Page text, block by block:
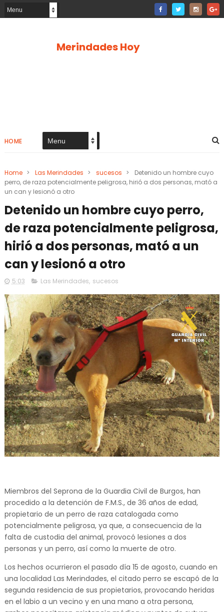
Merindades Hoy
HOME
Home > Las Merindades > sucesos >
Detenido un hombre cuyo
perro, de raza potencialmente peligrosa, hirió a dos personas, mató a
un can y lesionó a otro
Detenido un hombre cuyo perro,
de raza potencialmente peligrosa,
hirió a dos personas, mató a un
can y lesionó a otro
5:03 Las Merindades, sucesos
Miembros del Seprona de la Guardia Civil de Burgos, han
procedido a la detención de F.M.S., de 36 años de edad,
propietario de un perro de raza catalogada como
potencialmente peligrosa, ya que, a consecuencia de la
falta de custodia del animal, provocó lesiones a dos
personas y un perro, así como la muerte de otro.
Los hechos ocurrieron el pasado día 15 de agosto, cuando en
una localidad Las Merindades, el citado perro se escapó de la
segunda residencia de sus propietarios, provocando heridas
en el labio a un vecino y en una mano a otra persona,